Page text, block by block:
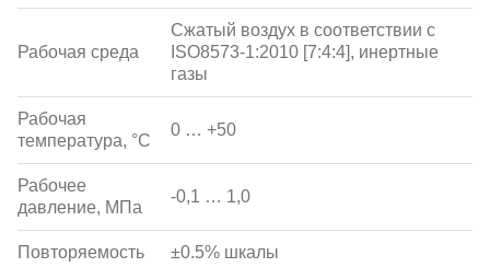
Рабочая среда
Сжатый воздух в соответствии с
ISO8573-1:2010 [7:4:4], инертные
газы
Рабочая
температура, °С
0 … +50
Рабочее
давление, МПа
-0,1 … 1,0
Повторяемость ±0.5% шкалы